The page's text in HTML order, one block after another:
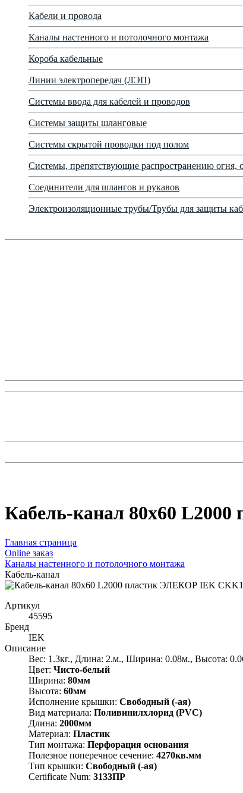
Кабели и провода
Каналы настенного и потолочного монтажа
Короба кабельные
Линии электропередач (ЛЭП)
Системы ввода для кабелей и проводов
Системы защиты шланговые
Системы скрытой проводки под полом
Системы, препятствующие распространению огня,
Соединители для шлангов и рукавов
Электроизоляционные трубы/Трубы для защиты
Кабель-канал 80х60
Главная страница
Оnline заказ
Каналы настенного и потолочного монтажа
Кабель-канал
Артикул
45595
Бренд
IEK
Описание
Вес: 1.3кг., Длина: 2.м., Ширина: 0.08м., Высота:
Цвет: Чисто-белый
Ширина: 80мм
Высота: 60мм
Исполнение крышки: Свободный (-ая)
Вид материала: Поливинилхлорид (PVC)
Длина: 2000мм
Материал: Пластик
Тип монтажа: Перфорация основания
Полезное поперечное сечение: 4270кв.мм
Тип крышки: Свободный (-ая)
Certificate Num: 3133ПР